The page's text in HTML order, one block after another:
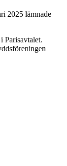
2025 lämnade
Parisavtalet.